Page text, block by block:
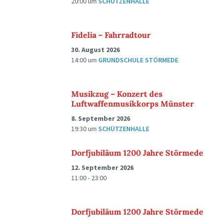
Fidelia – Fahrradtour
30. August 2026
14:00um GRUNDSCHULE STÖRMEDE
Musikzug – Konzert des
Luftwaffenmusikkorps Münster
8. September 2026
19:30um SCHÜTZENHALLE
Dorfjubiläum 1200 Jahre Störmede
12. September 2026
11:00 - 23:00
Dorfjubiläum 1200 Jahre Störmede